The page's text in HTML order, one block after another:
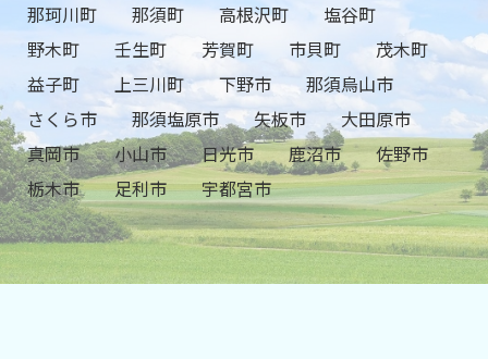
那珂川町
那須町 高根沢町
塩谷町
野木町
壬生町 芳賀町 市貝町
茂木町
益子町
上三川町 下野市
那須烏山市
さくら市
那須塩原市 矢板市
大田原市
真岡市
小山市 日光市 鹿沼市
佐野市
栃木市
足利市 宇都宮市